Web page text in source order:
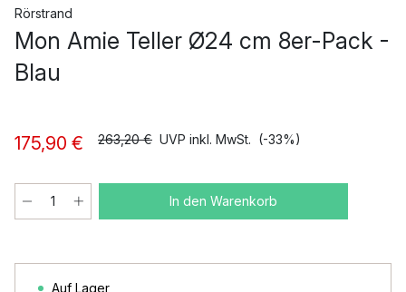
Rörstrand
Mon Amie Teller Ø24 cm 8er-Pack -
Blau
175,90 € 263,20 € UVP inkl. MwSt. (-33%)
In den Warenkorb
Auf Lager